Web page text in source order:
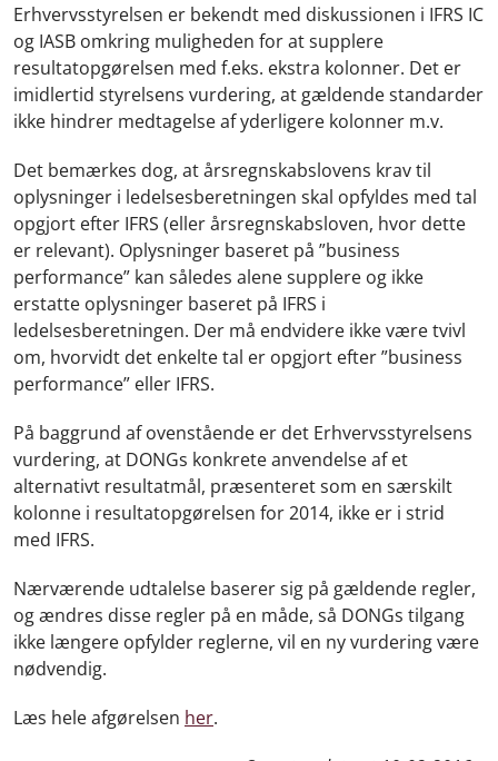
Erhvervsstyrelsen er bekendt med diskussionen i IFRS IC
og IASB omkring muligheden for at supplere
resultatopgørelsen med f.eks. ekstra kolonner. Det er
imidlertid styrelsens vurdering, at gældende standarder
ikke hindrer medtagelse af yderligere kolonner m.v.
Det bemærkes dog, at årsregnskabslovens krav til
oplysninger i ledelsesberetningen skal opfyldes med tal
opgjort efter IFRS (eller årsregnskabsloven, hvor dette
er relevant). Oplysninger baseret på ”business
performance” kan således alene supplere og ikke
erstatte oplysninger baseret på IFRS i
ledelsesberetningen. Der må endvidere ikke være tvivl
om, hvorvidt det enkelte tal er opgjort efter ”business
performance” eller IFRS.
På baggrund af ovenstående er det Erhvervsstyrelsens
vurdering, at DONGs konkrete anvendelse af et
alternativt resultatmål, præsenteret som en særskilt
kolonne i resultatopgørelsen for 2014, ikke er i strid
med IFRS.
Nærværende udtalelse baserer sig på gældende regler,
og ændres disse regler på en måde, så DONGs tilgang
ikke længere opfylder reglerne, vil en ny vurdering være
nødvendig.
Læs hele afgørelsen her.